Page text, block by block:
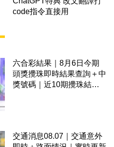
code指令直接用
六合彩結果｜8月6日今期
頭獎攪珠即時結果查詢＋中
獎號碼｜近10期攪珠結果
交通消息08.07｜交通意外